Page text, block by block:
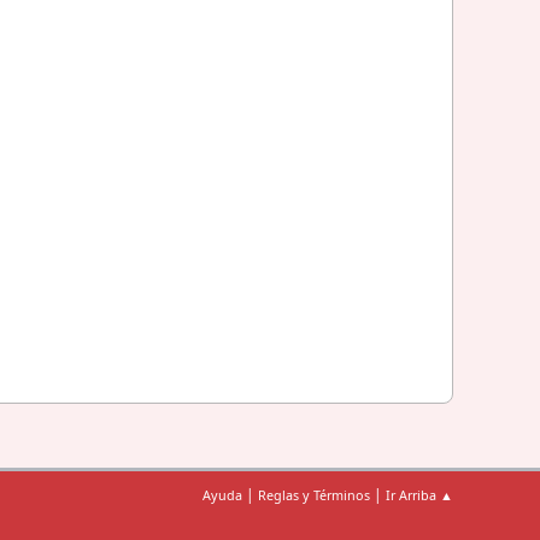
Ayuda | Reglas y Términos | Ir Arriba ▲